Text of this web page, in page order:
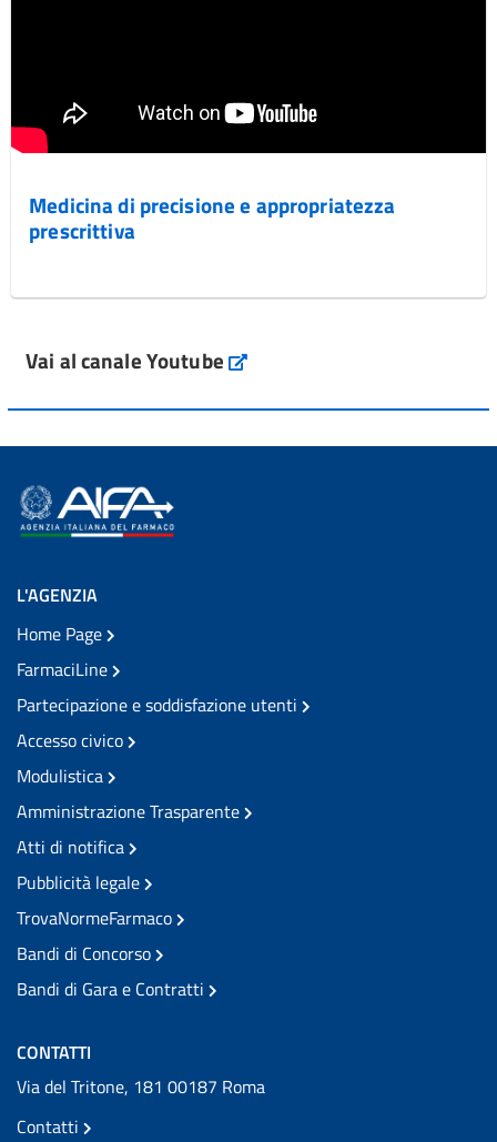
Medicina di precisione e appropriatezza
prescrittiva
Vai al canale Youtube
L'AGENZIA
Home Page
FarmaciLine
Partecipazione e soddisfazione utenti
Accesso civico
Modulistica
Amministrazione Trasparente
Atti di notifica
Pubblicità legale
TrovaNormeFarmaco
Bandi di Concorso
Bandi di Gara e Contratti
CONTATTI
Via del Tritone, 181 00187 Roma
Contatti